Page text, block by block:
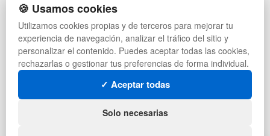
POLÍTICA DE PRIVACIDAD
CONDICIONES DE USO
CAMBIOS Y DEVOLUCIONES
CONTACTO
QUIENES SOMOS
MAPA WEB
PREGUNTAS FRECUENTES
PALETS DE PLÁSTICO
MANUTENCIÓN
GESTIÓN DE RESIDUOS
PALETS
CONTENEDORES DE PLÁSTICO
LIQUIDACIÓN Y SOBRANTES
ARTÍCULOS DE NATACIÓN
🍪 Usamos cookies
Utilizamos cookies propias y de terceros para mejorar tu
experiencia de navegación, analizar el tráfico del sitio y
personalizar el contenido. Puedes aceptar todas las cookies,
rechazarlas o gestionar tus preferencias de forma individual.
✓ Aceptar todas
Solo necesarias